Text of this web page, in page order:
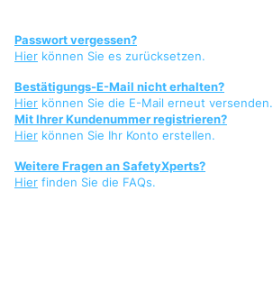
Passwort vergessen?
Hier können Sie es zurücksetzen.
Bestätigungs-E-Mail nicht erhalten?
Hier können Sie die E-Mail erneut versenden.
Mit Ihrer Kundenummer registrieren?
Hier können Sie Ihr Konto erstellen.
Weitere Fragen an SafetyXperts?
Hier finden Sie die FAQs.